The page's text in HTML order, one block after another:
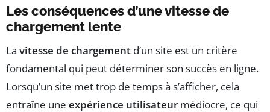
Les conséquences d’une vitesse de
chargement lente
La vitesse de chargement d’un site est un critère
fondamental qui peut déterminer son succès en ligne.
Lorsqu’un site met trop de temps à s’afficher, cela
entraîne une expérience utilisateur médiocre, ce qui